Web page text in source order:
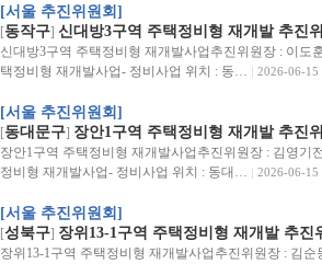
[서울 추진위원회]
[동작구] 신대방3구역 주택정비형 재개발 추진
신대방3구역 주택정비형 재개발사업추진위원장 : 이도
택정비형 재개발사업- 정비사업 위치 : 동…
2026-06-15
[서울 추진위원회]
[동대문구] 장안1구역 주택정비형 재개발 추진
장안1구역 주택정비형 재개발사업추진위원장 : 김영기
정비형 재개발사업- 정비사업 위치 : 동대…
2026-06-15
[서울 추진위원회]
[성북구] 장위13-1구역 주택정비형 재개발 추진
장위13-1구역 주택정비형 재개발사업추진위원장 : 김순